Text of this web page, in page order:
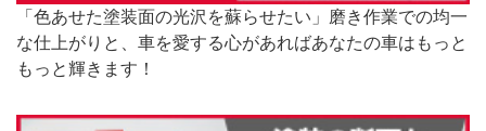
「色あせた塗装面の光沢を蘇らせたい」磨き作業での均一
な仕上がりと、車を愛する心があればあなたの車はもっと
もっと輝きます！